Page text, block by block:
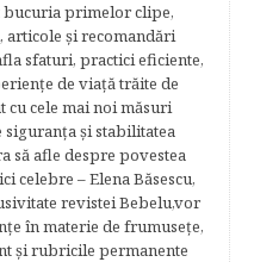
primelor clipe,
şi recomandări
sfaturi, practici eficiente,
de viaţă trăite de
cele mai noi măsuri
siguranţa şi stabilitatea
să afle despre povestea
celebre – Elena Băsescu,
revistei Bebelu,vor
în materie de frumuseţe,
şi rubricile permanente